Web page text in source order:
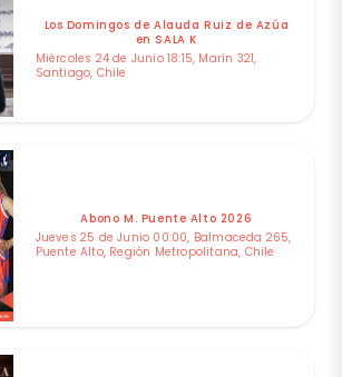
Los Domingos de Alauda Ruiz de Azúa
en SALA K
Miércoles 24 de Junio 18:15, Marín 321,
Santiago, Chile
Abono M. Puente Alto 2026
Jueves 25 de Junio 00:00, Balmaceda 265,
Puente Alto, Región Metropolitana, Chile